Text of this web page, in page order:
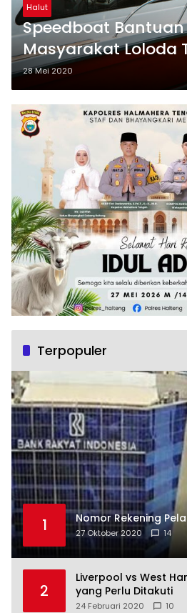
Halut
Speedboat
Masyarakat Loloda
28 Mei 2020
Terpopuler
1 Nomor Rekening
27 Oktober 2020 14
2
Liverpool vs West
yang Perlu Ditakuti
24 Februari 2020 10